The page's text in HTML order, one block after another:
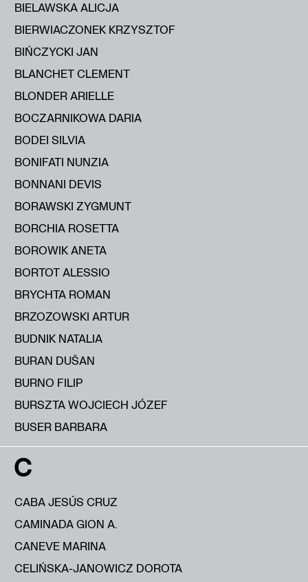
BIELAWSKA ALICJA
BIERWIACZONEK KRZYSZTOF
BIŃCZYCKI JAN
BLANCHET CLEMENT
BLONDER ARIELLE
BOCZARNIKOWA DARIA
BODEI SILVIA
BONIFATI NUNZIA
BONNANI DEVIS
BORAWSKI ZYGMUNT
BORCHIA ROSETTA
BOROWIK ANETA
BORTOT ALESSIO
BRYCHTA ROMAN
BRZOZOWSKI ARTUR
BUDNIK NATALIA
BURAN DUŠAN
BURNO FILIP
BURSZTA WOJCIECH JÓZEF
BUSER BARBARA
C
CABA JESÚS CRUZ
CAMINADA GION A.
CANEVE MARINA
CELIŃSKA-JANOWICZ DOROTA